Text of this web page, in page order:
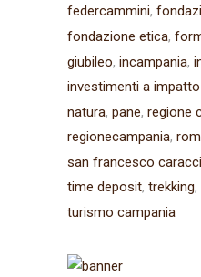
federcammini
fondazione etica
giubileo incampania
investimenti a
natura pane regione
regionecampania
san francesco
time deposit trekking
turismo campania